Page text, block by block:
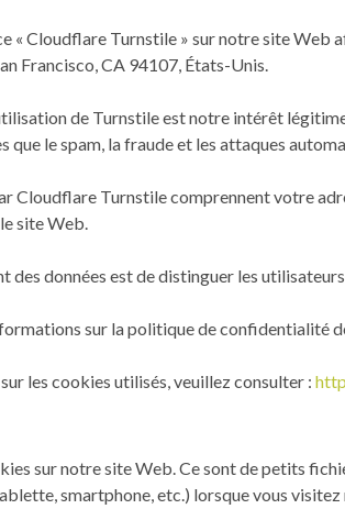
« Cloudflare Turnstile » sur notre site Web
Francisco, CA 94107, États-Unis.
de Turnstile est notre intérêt
que le spam, la fraude et les attaques
Cloudflare Turnstile comprennent votre
site Web.
des données est de distinguer les
sur la politique de confidentialité
les cookies utilisés, veuillez consulter :
sur notre site Web. Ce sont de petits
smartphone, etc.) lorsque vous